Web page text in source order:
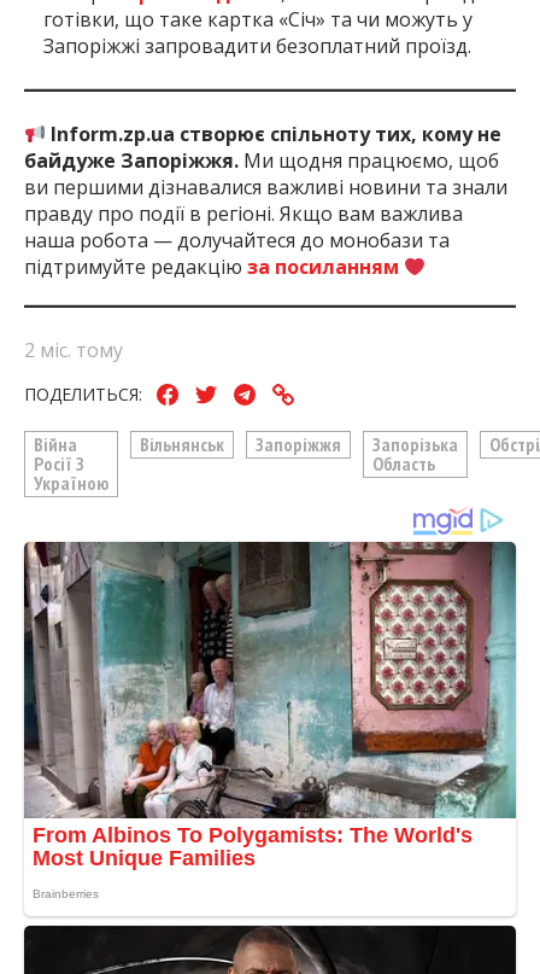
готівки, що таке картка «Січ» та чи можуть у
Запоріжжі запровадити безоплатний проїзд.
Inform.zp.ua створює спільноту тих, кому не
байдуже Запоріжжя. Ми щодня працюємо, щоб
ви першими дізнавалися важливі новини та знали
правду про події в регіоні. Якщо вам важлива
наша робота — долучайтеся до монобази та
підтримуйте редакцію за посиланням
2 міс. тому
ПОДЕЛИТЬСЯ:
Війна
Росії З
Україною
Вільнянськ Запоріжжя
Запорізька
Область